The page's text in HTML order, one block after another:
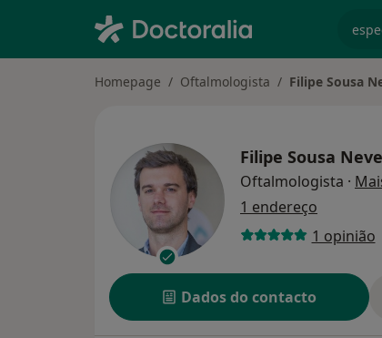
Homepage Oftalmologista Filipe Sousa
Filipe Sousa
Oftalmologista ·
1 endereço
1 opinião
Dados do contacto